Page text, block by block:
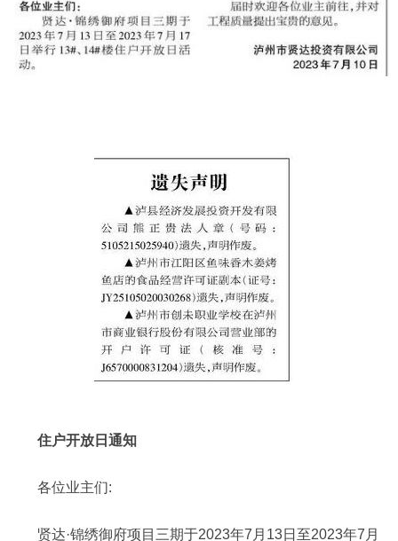
住户开放日通知
各位业主们:
贤达·锦绣御府项目三期于2023年7月13日至2023年7月